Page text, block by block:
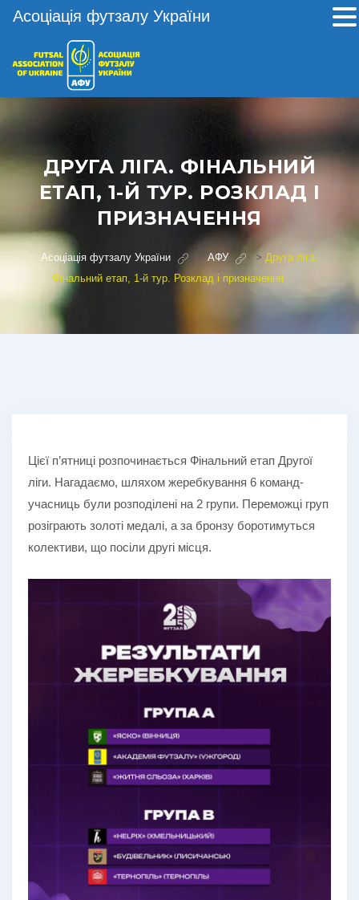
ДРУГА ЛІГА. ФІНАЛЬНИЙ
ЕТАП, 1-Й ТУР. РОЗКЛАД І
ПРИЗНАЧЕННЯ
Асоціація футзалу України >АФУ > Друга ліга.
Фінальний етап, 1-й тур. Розклад і призначення
Цієї п’ятниці розпочинається Фінальний етап Другої
ліги. Нагадаємо, шляхом жеребкування 6 команд-
учасниць були розподілені на 2 групи. Переможці груп
розіграють золоті медалі, а за бронзу боротимуться
колективи, що посіли другі місця.
Асоціація футзалу України